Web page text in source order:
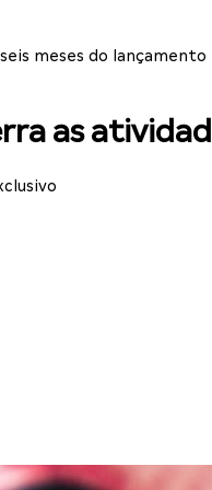
meses do lançamento
as